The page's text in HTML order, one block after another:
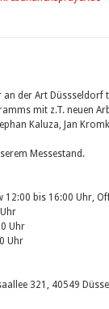
der Art Düssseldorf
mit z.T. neuen
Kaluza, Jan
Messestand.
12:00 bis 16:00 Uhr,
Uhr
Uhr
321, 40549